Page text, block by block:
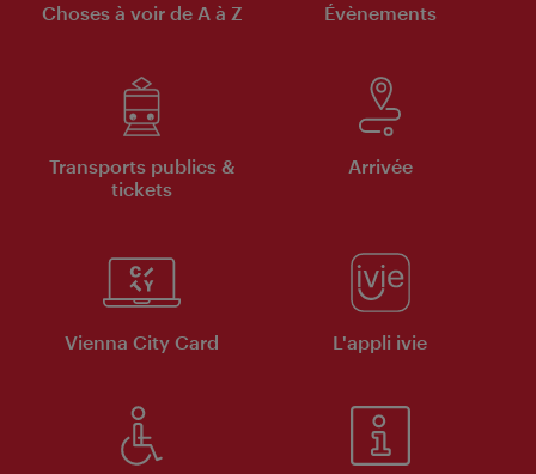
Choses à voir de A à Z Évènements
Transports publics &
tickets
Arrivée
Vienna City Card L'appli ivie